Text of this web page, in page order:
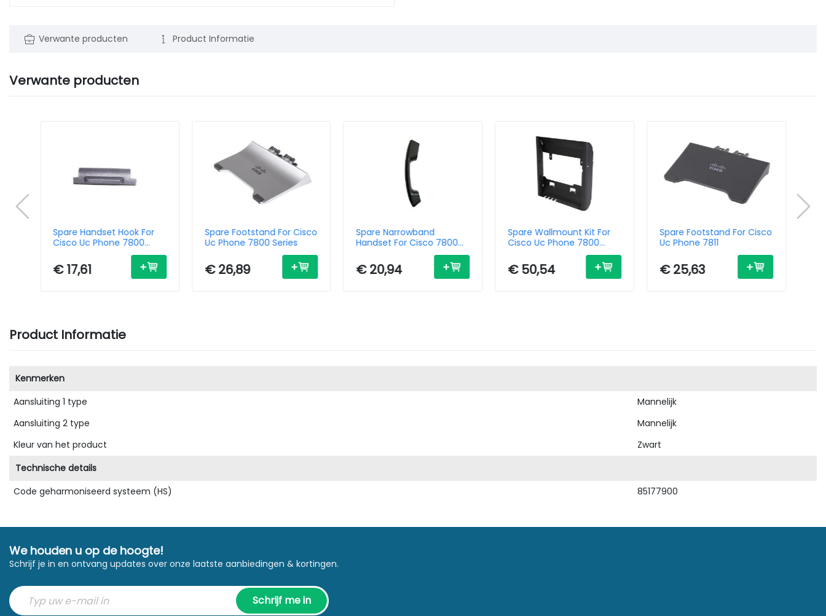
Verwante producten Product Informatie
Verwante producten
Spare Handset Hook For
Cisco Uc Phone 7800
€ 17,61
Spare Footstand For Cisco
Uc Phone 7800 Series
€ 26,89
Spare Narrowband
Handset For Cisco 7800
€ 20,94
Spare Wallmount Kit For
Cisco Uc Phone 7800
€ 50,54
Spare Footstand For Cisco
Uc Phone 7811
€ 25,63
Product Informatie
Kenmerken
Aansluiting 1 type
Mannelijk
Aansluiting 2 type
Mannelijk
Kleur van het product
Zwart
Technische details
Code geharmoniseerd systeem (HS)
85177900
We houden u op de hoogte!
Schrijf je in en ontvang updates over onze laatste aanbiedingen & kortingen.
Schrijf me in